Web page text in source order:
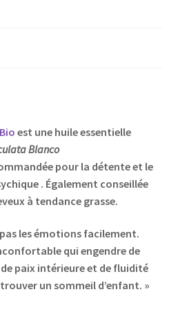
est une huile essentielle
Blanco
pour la détente et le
. Également conseillée
à tendance grasse.
les émotions facilement.
qui engendre de
de paix intérieure et de fluidité
un sommeil d’enfant. »